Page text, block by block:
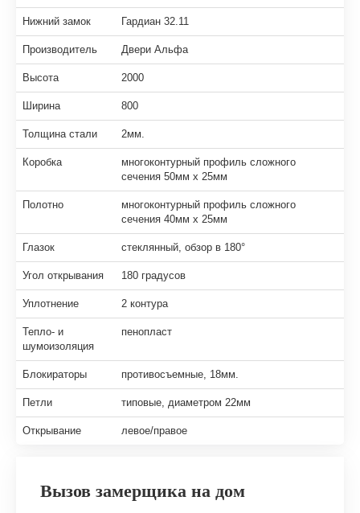
Нижний замок Гардиан 32.11
Производитель Двери Альфа
Высота 2000
Ширина 800
Толщина стали 2мм.
Коробка
многоконтурный профиль сложного
сечения 50мм х 25мм
Полотно
многоконтурный профиль сложного
сечения 40мм х 25мм
Глазок стеклянный, обзор в 180°
Угол открывания 180 градусов
Уплотнение 2 контура
Тепло- и
шумоизоляция
пенопласт
Блокираторы противосъемные, 18мм.
Петли типовые, диаметром 22мм
Открывание левое/правое
Вызов замерщика на дом